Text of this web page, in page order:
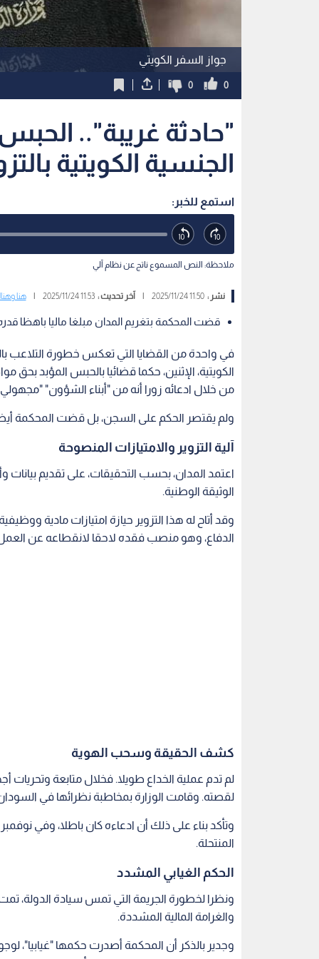
جواز السفر الكويتي
0
0
"حادثة غريبة"..
الجنسية الكويتية
استمع للخبر:
ملاحظة: النص المسموع ناتج عن نظام آلي
نشر :11:50 2025/11/24 آخر تحديث :11:53 2025/11/24 هنا
قضت المحكمة بتغريم المدان مبلغا ماليا باهظا قدره 480 ألف دينار
في واحدة من القضايا التي تعكس خطورة التلاعب
الكويتية، الإثنين، حكما قضائيا بالحبس المؤبد بحق
من خلال ادعائه زورا أنه من "أبناء الشؤون" "مجهولي
ولم يقتصر الحكم على السجن، بل قضت المحكمة أيضا بتغريم
آلية التزوير والامتيازات المنصوحة
اعتمد المدان، بحسب التحقيقات، على تقديم
الوثيقة الوطنية.
وقد أتاح له هذا التزوير حيازة امتيازات مادية
الدفاع، وهو منصب فقده لاحقا لانقطاعه عن العمل،
كشف الحقيقة وسحب الهوية
لم تدم عملية الخداع طويلا. فخلال متابعة وتحريات
لقصته. وقامت الوزارة بمخاطبة نظرائها في
المنتحلة.
الحكم الغيابي المشدد
ونظرا لخطورة الجريمة التي تمس سيادة الدولة،
والغرامة المالية المشددة.